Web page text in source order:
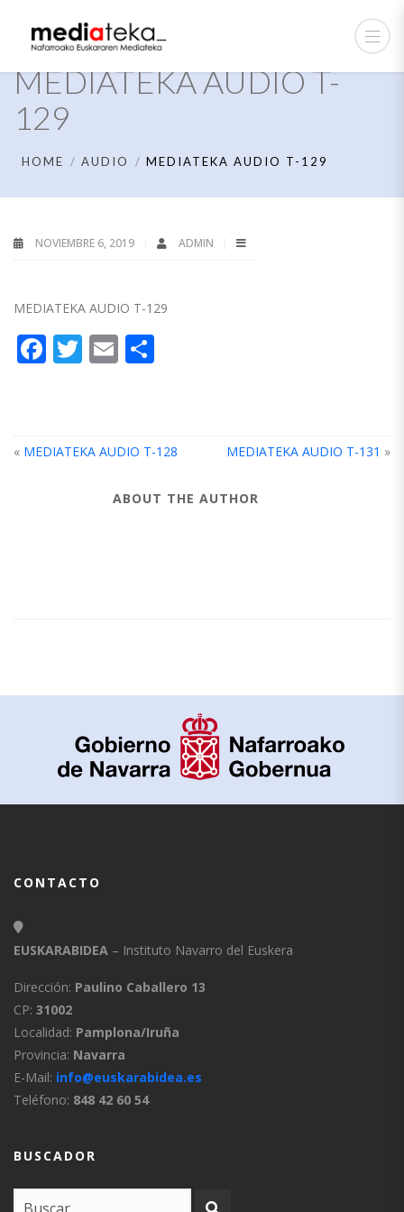
MEDIATEKA AUDIO T-
129
HOME AUDIO MEDIATEKA AUDIO T-129
NOVIEMBRE 6, 2019 ADMIN
MEDIATEKA AUDIO T-129
Facebook
Twitter
Email
« MEDIATEKA AUDIO T-128 MEDIATEKA AUDIO T-131 »
ABOUT THE AUTHOR
CONTACTO
EUSKARABIDEA – Instituto Navarro del Euskera
Dirección: Paulino Caballero 13
CP: 31002
Localidad: Pamplona/Iruña
Provincia: Navarra
E-Mail: info@euskarabidea.es
Teléfono: 848 42 60 54
BUSCADOR